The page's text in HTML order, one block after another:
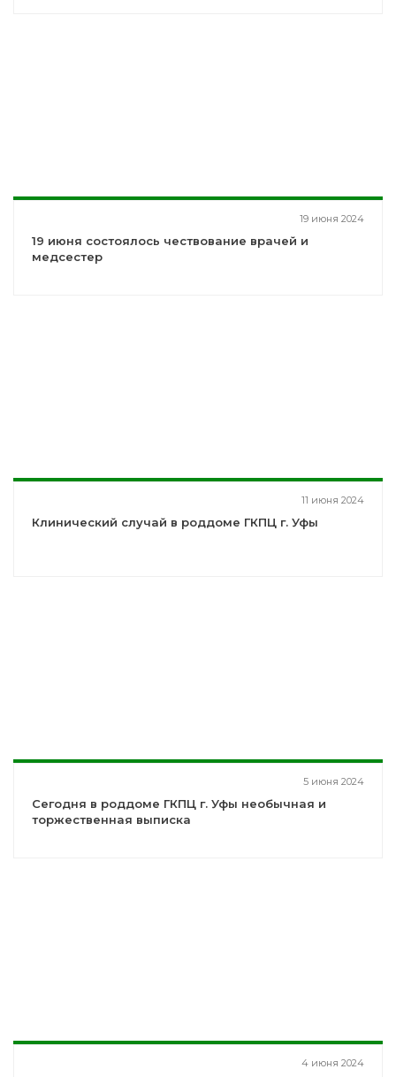
19 июня 2024
19 июня состоялось чествование врачей и
медсестер
11 июня 2024
Клинический случай в роддоме ГКПЦ г. Уфы
5 июня 2024
Сегодня в роддоме ГКПЦ г. Уфы необычная и
торжественная выписка
4 июня 2024